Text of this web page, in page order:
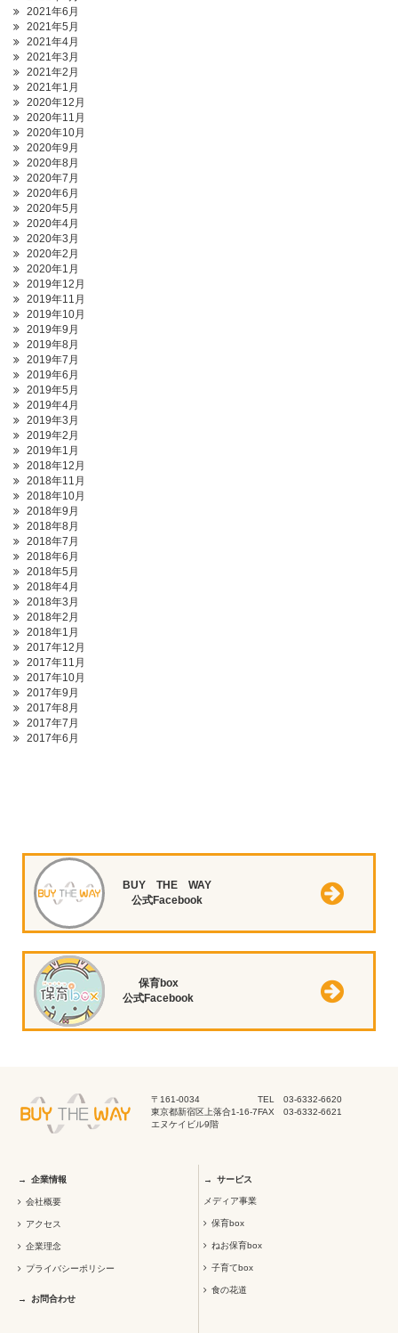
2021年6月
2021年5月
2021年4月
2021年3月
2021年2月
2021年1月
2020年12月
2020年11月
2020年10月
2020年9月
2020年8月
2020年7月
2020年6月
2020年5月
2020年4月
2020年3月
2020年2月
2020年1月
2019年12月
2019年11月
2019年10月
2019年9月
2019年8月
2019年7月
2019年6月
2019年5月
2019年4月
2019年3月
2019年2月
2019年1月
2018年12月
2018年11月
2018年10月
2018年9月
2018年8月
2018年7月
2018年6月
2018年5月
2018年4月
2018年3月
2018年2月
2018年1月
2017年12月
2017年11月
2017年10月
2017年9月
2017年8月
2017年7月
2017年6月
BUY THE WAY
公式Facebook
保育box
公式Facebook
〒161-0034
東京都新宿区上落合1-16-7
エヌケイビル9階
TEL 03-6332-6620
FAX 03-6332-6621
企業情報
会社概要
アクセス
企業理念
プライバシーポリシー
お問合わせ
サービス
メディア事業
保育box
ねお保育box
子育てbox
食の花道